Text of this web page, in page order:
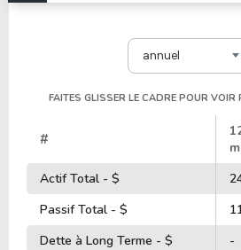
annuel
FAITES GLISSER LE CADRE POUR VOIR
#
Actif Total - $
Passif Total - $
Dette à Long Terme - $
-